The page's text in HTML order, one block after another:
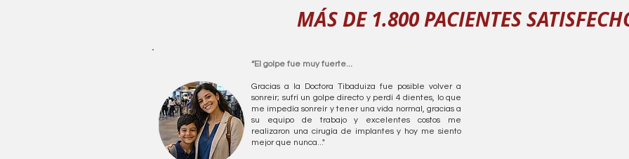
MÁS DE 1.800 PACIENTES
“El golpe fue muy fuerte...
Gracias a la Doctora Tibaduiza fue posible volver a
sonreir; sufrí un golpe directo y perdí 4 dientes, lo que
me impedía sonreír y tener una vida normal, gracias a
su equipo de trabajo y excelentes costos me
realizaron una cirugía de implantes y hoy me siento
mejor que nunca..."